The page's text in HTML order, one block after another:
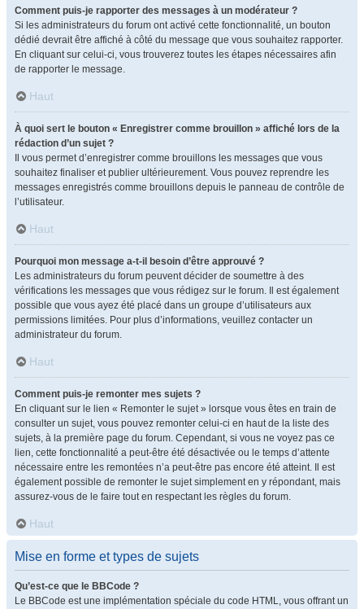
Comment puis-je rapporter des messages à un modérateur ?
Si les administrateurs du forum ont activé cette fonctionnalité, un bouton
dédié devrait être affiché à côté du message que vous souhaitez rapporter.
En cliquant sur celui-ci, vous trouverez toutes les étapes nécessaires afin
de rapporter le message.
Haut
À quoi sert le bouton « Enregistrer comme brouillon » affiché lors de la
rédaction d’un sujet ?
Il vous permet d’enregistrer comme brouillons les messages que vous
souhaitez finaliser et publier ultérieurement. Vous pouvez reprendre les
messages enregistrés comme brouillons depuis le panneau de contrôle de
l’utilisateur.
Haut
Pourquoi mon message a-t-il besoin d’être approuvé ?
Les administrateurs du forum peuvent décider de soumettre à des
vérifications les messages que vous rédigez sur le forum. Il est également
possible que vous ayez été placé dans un groupe d’utilisateurs aux
permissions limitées. Pour plus d’informations, veuillez contacter un
administrateur du forum.
Haut
Comment puis-je remonter mes sujets ?
En cliquant sur le lien « Remonter le sujet » lorsque vous êtes en train de
consulter un sujet, vous pouvez remonter celui-ci en haut de la liste des
sujets, à la première page du forum. Cependant, si vous ne voyez pas ce
lien, cette fonctionnalité a peut-être été désactivée ou le temps d’attente
nécessaire entre les remontées n’a peut-être pas encore été atteint. Il est
également possible de remonter le sujet simplement en y répondant, mais
assurez-vous de le faire tout en respectant les règles du forum.
Haut
Mise en forme et types de sujets
Qu’est-ce que le BBCode ?
Le BBCode est une implémentation spéciale du code HTML, vous offrant un